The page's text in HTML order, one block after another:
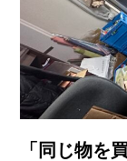
「同じ物を